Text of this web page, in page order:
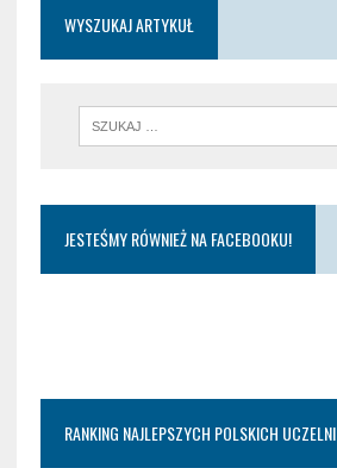
WYSZUKAJ ARTYKUŁ
JESTEŚMY RÓWNIEŻ NA FACEBOOKU!
RANKING NAJLEPSZYCH POLSKICH UCZELNI